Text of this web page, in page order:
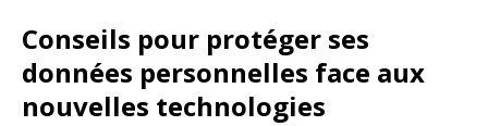
Conseils pour protéger ses
données personnelles face aux
nouvelles technologies